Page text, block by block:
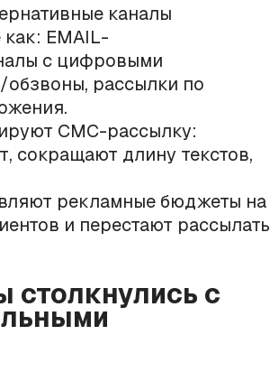
каналы
EMAIL-
с цифровыми
рассылки по
СМС-рассылку:
сокращают длину текстов,
рекламные бюджеты на
и перестают рассылать
столкнулись с